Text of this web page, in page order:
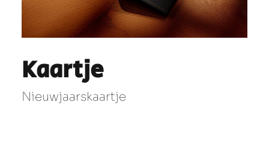
Kaartje
Nieuwjaarskaartje